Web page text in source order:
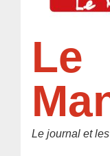
Le
Le journal et